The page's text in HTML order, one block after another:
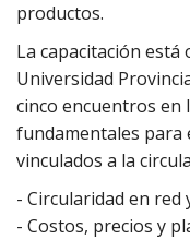
productos.
La capacitación
Universidad
cinco encuentros en
fundamentales para
vinculados a la
- Circularidad en
- Costos, precios y